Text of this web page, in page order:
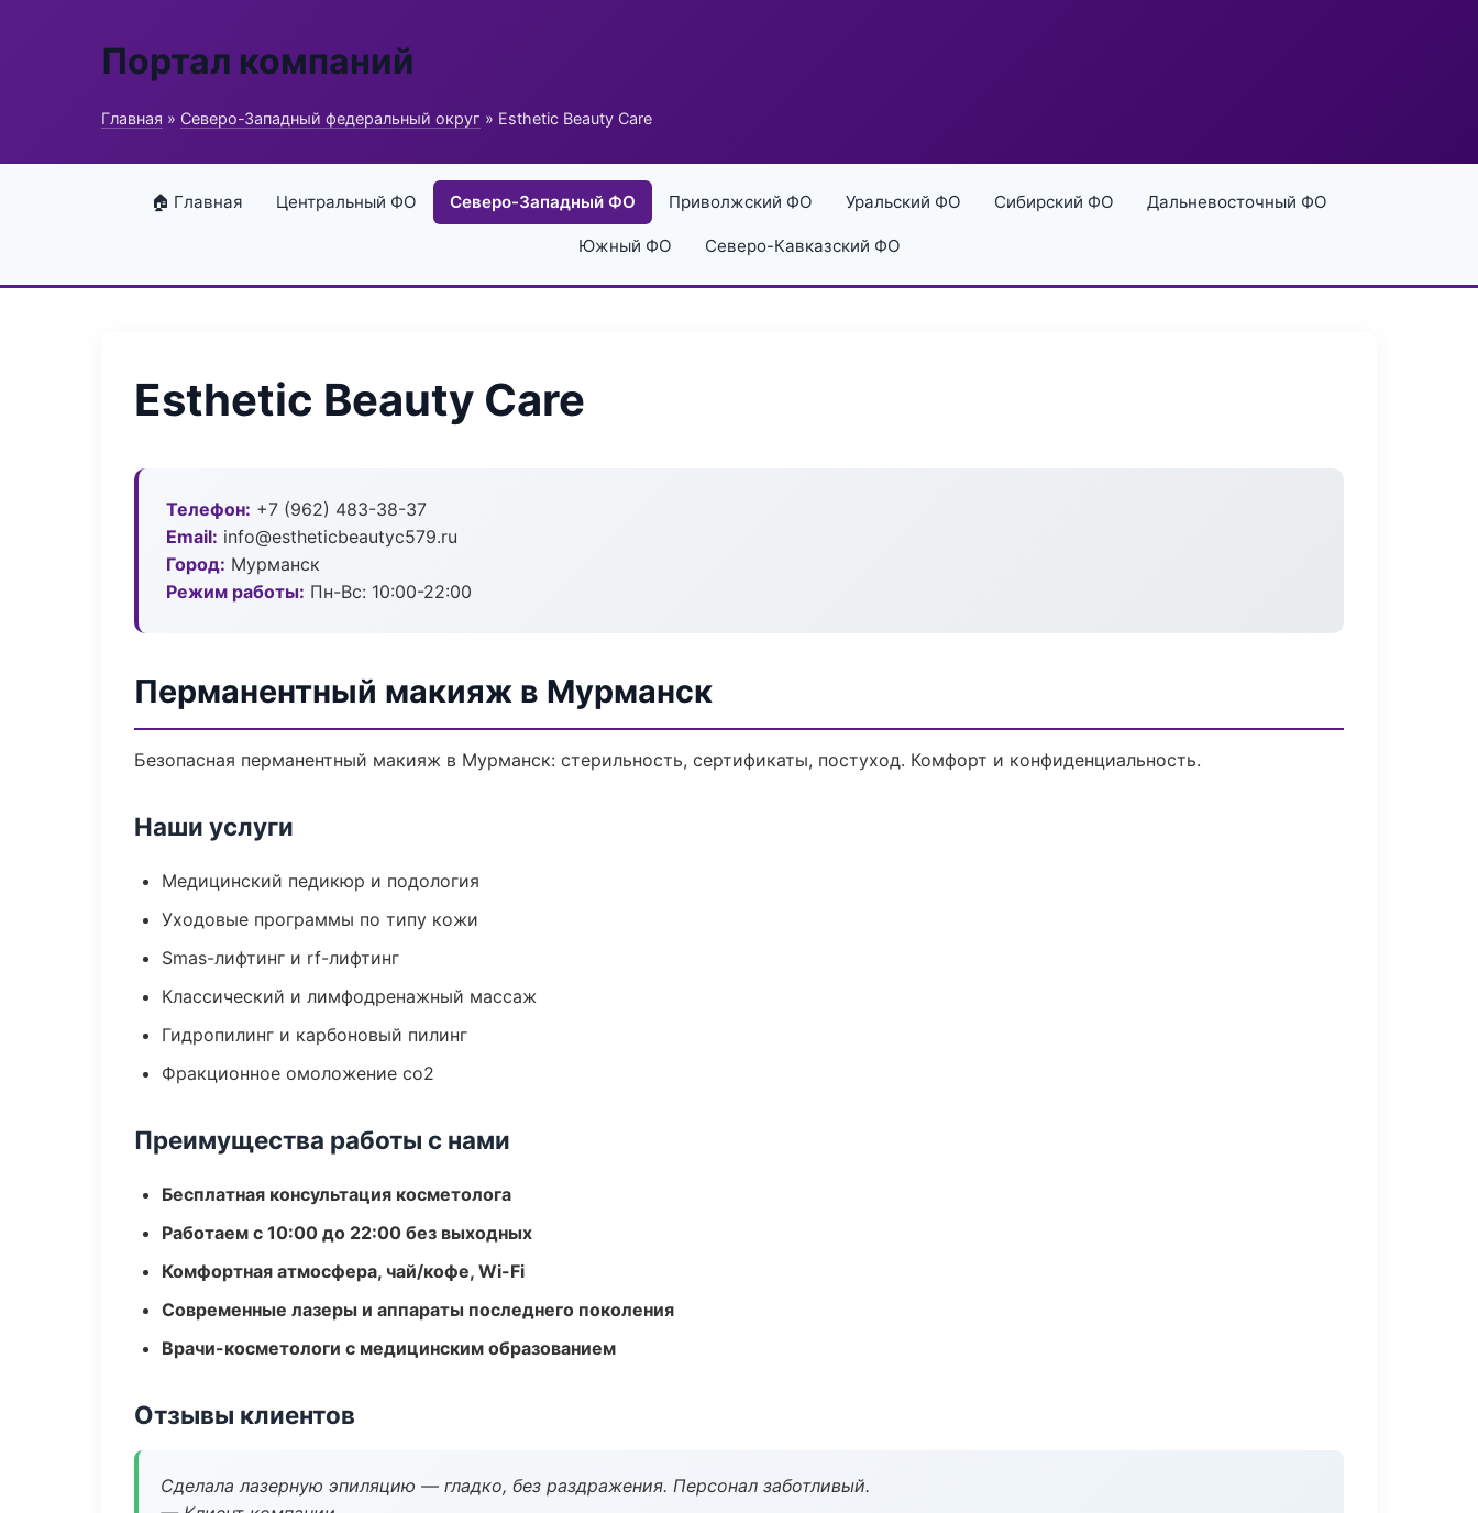
Портал компаний
Главная » Северо-Западный федеральный округ » Esthetic Beauty Care
🏠 Главная Центральный ФО Северо-Западный ФО Приволжский ФО Уральский ФО Сибирский ФО Дальневосточный ФО
Южный ФО Северо-Кавказский ФО
Esthetic Beauty Care
Телефон: +7 (962) 483-38-37
Email: info@estheticbeautyc579.ru
Город: Мурманск
Режим работы: Пн-Вс: 10:00-22:00
Перманентный макияж в Мурманск
Безопасная перманентный макияж в Мурманск: стерильность, сертификаты, постуход. Комфорт и конфиденциальность.
Наши услуги
Медицинский педикюр и подология
Уходовые программы по типу кожи
Smas-лифтинг и rf-лифтинг
Классический и лимфодренажный массаж
Гидропилинг и карбоновый пилинг
Фракционное омоложение co2
Преимущества работы с нами
Бесплатная консультация косметолога
Работаем с 10:00 до 22:00 без выходных
Комфортная атмосфера, чай/кофе, Wi-Fi
Современные лазеры и аппараты последнего поколения
Врачи-косметологи с медицинским образованием
Отзывы клиентов
Сделала лазерную эпиляцию — гладко, без раздражения. Персонал заботливый.